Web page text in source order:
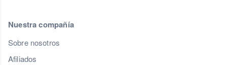
Nuestra compañía
Sobre nosotros
Afiliados